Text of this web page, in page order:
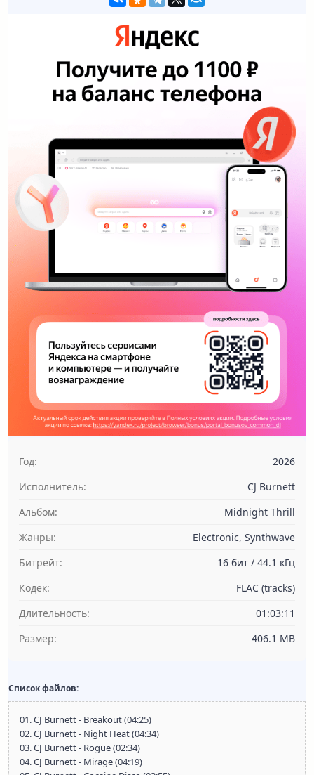
Год:
2026
Исполнитель:
CJ Burnett
Альбом:
Midnight Thrill
Жанры:
Electronic, Synthwave
Битрейт:
16 бит / 44.1 кГц
Кодек:
FLAC (tracks)
Длительность:
01:03:11
Размер:
406.1 MB
Список файлов:
01. CJ Burnett - Breakout (04:25)
02. CJ Burnett - Night Heat (04:34)
03. CJ Burnett - Rogue (02:34)
04. CJ Burnett - Mirage (04:19)